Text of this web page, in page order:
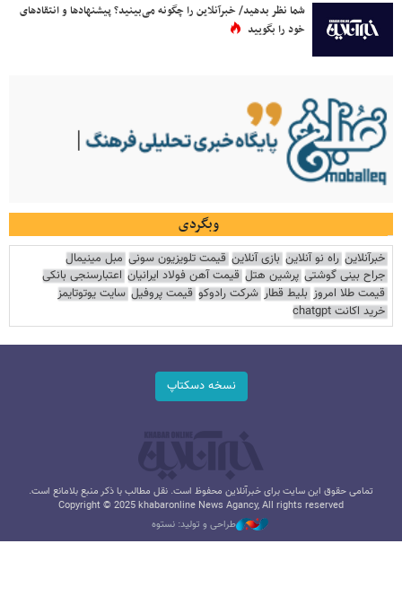
شما نظر بدهید/ خبرآنلاین را چگونه می‌بینید؟ پیشنهادها و انتقادهای
خود را بگویید
وبگردی
خبرآنلاین راه نو آنلاین بازی آنلاین قیمت تلویزیون سونی مبل مینیمال
جراح بینی گوشتی پرشین هتل قیمت آهن فولاد ایرانیان اعتبارسنجی بانکی
قیمت طلا امروز بلیط قطار شرکت رادوکو قیمت پروفیل سایت یوتوتایمز
خرید اکانت chatgpt
نسخه دسکتاپ
تمامی حقوق این سایت برای خبرآنلاین محفوظ است. نقل مطالب با ذکر منبع بلامانع است.
Copyright © 2025 khabaronline News Agancy, All rights reserved
طراحی و تولید: نستوه